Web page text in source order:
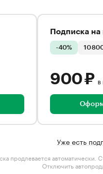
Подписка на
-40% 10
900 ₽ в
Уже есть
продлевается автоматически.
Отключить